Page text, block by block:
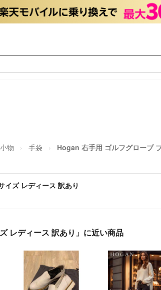
物 手袋 Hogan 右手用 ゴルフグローブ
イズ レディース 訳あり
レディース 訳あり」に近い商品